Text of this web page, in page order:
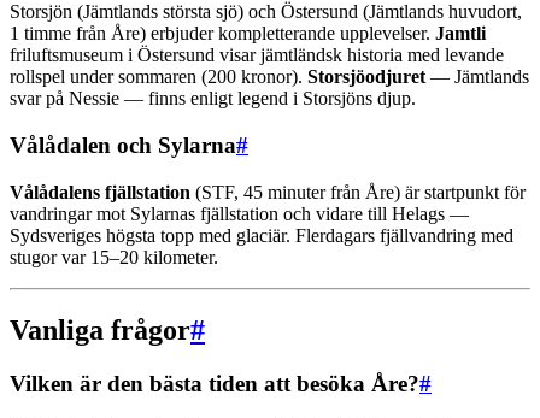
Storsjön (Jämtlands största sjö) och Östersund (Jämtlands huvudort,
1 timme från Åre) erbjuder kompletterande upplevelser. Jamtli
friluftsmuseum i Östersund visar jämtländsk historia med levande
rollspel under sommaren (200 kronor). Storsjöodjuret — Jämtlands
svar på Nessie — finns enligt legend i Storsjöns djup.
Vålådalen och Sylarna#
Vålådalens fjällstation (STF, 45 minuter från Åre) är startpunkt för
vandringar mot Sylarnas fjällstation och vidare till Helags —
Sydsveriges högsta topp med glaciär. Flerdagars fjällvandring med
stugor var 15–20 kilometer.
Vanliga frågor#
Vilken är den bästa tiden att besöka Åre?#